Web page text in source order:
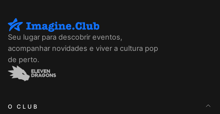
Seu lugar para descobrir eventos,
acompanhar novidades e viver a cultura pop
de perto.
O CLUB